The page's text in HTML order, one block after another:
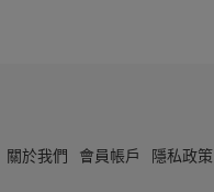
關於我們 會員帳戶 隱私政策